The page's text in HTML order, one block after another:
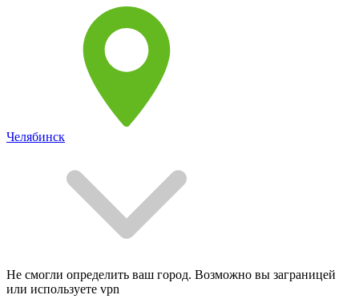
Челябинск
Не смогли определить ваш город. Возможно вы заграницей
или используете vpn